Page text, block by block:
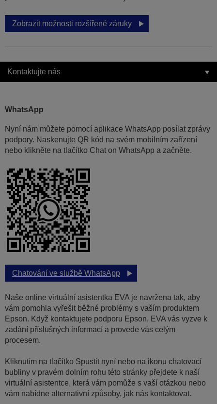
Zobrazit možnosti rozšířené záruky
Kontaktujte nás
WhatsApp
Nyní nám můžete pomocí aplikace WhatsApp posílat zprávy
podpory. Naskenujte QR kód na svém mobilním zařízení
nebo klikněte na tlačítko Chat on WhatsApp a začněte.
Chatování ve službě WhatsApp
Naše online virtuální asistentka EVA je navržena tak, aby
vám pomohla vyřešit běžné problémy s vaším produktem
Epson. Když kontaktujete podporu Epson, EVA vás vyzve k
zadání příslušných informací a provede vás celým
procesem.
Kliknutím na tlačítko Spustit nyní nebo na ikonu chatovací
bubliny v pravém dolním rohu této stránky přejdete k naší
virtuální asistentce, která vám pomůže s vaší otázkou nebo
vám nabídne alternativní způsoby, jak nás kontaktovat.